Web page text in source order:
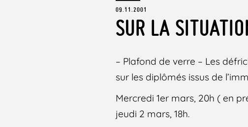
09.11.2001
SUR LA
– Plafond de verre – Les
sur les diplômés issus de
Mercredi 1er mars, 20h ( en
jeudi 2 mars, 18h.